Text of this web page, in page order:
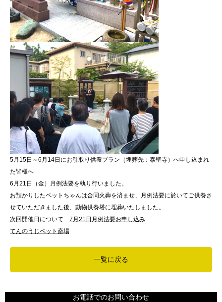
5月15日～6月14日にお引取り供養プラン（埋葬先：泰聖寺）へ申し込まれ
た皆様へ
6月21日（金）月例法要を執り行いました。
お預かりしたペットちゃんは合同火葬を済ませ、月例法要に於いてご供養さ
せていただきました後、動物供養塔に埋葬いたしました。
次回開催日について 7月21日月例法要お申し込み
てんのうじペット斎場
一覧に戻る
お電話でのお問い合わせ